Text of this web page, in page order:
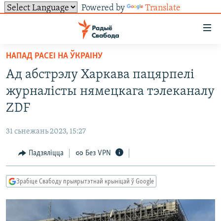
Powered by Translate
ўнівэрсальнага
доступу
Перайсьці
да
галоўнага
зьместу
да
навігацыі
Перайсьці
да
НАВІНЫ
УСЕ НАВІНЫ
ВІДЭА І ФОТА
ЭКАНОМІКА
ПАЛІТВЯЗЬНІ
ТОЛЬКІ НА СВАБОДЗЕ
ТЭСТЫ
ГІСТОРЫЯ НА СВАБОДЗЕ
ПАДКАСТЫ
СУВЯЗЬ
ПАДЗЯЛІЦЦА ІНФАРМАЦЫЯЙ
ПАДКАСТЫ
Усе сайты РС/РСЭ
НАПАД РАСЕІ НА ЎКРАІНУ
Ад абстрэлу Харкава пацярпелі
журналісты нямецкага тэлеканалу
ZDF
31 сьнежань 2023, 15:27
Падзяліцца Без VPN
Зрабіце Свабоду прыярытэтнай крыніцай ў Google